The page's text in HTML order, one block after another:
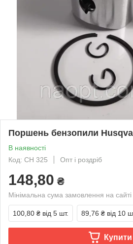
Поршень бензопили
В наявності
Код: CH 325
Опт і роздріб
148,80 ₴
Мінімальна сума замовлення на
100,80 ₴ від 5 шт. 89,76 ₴ від 10
Купити